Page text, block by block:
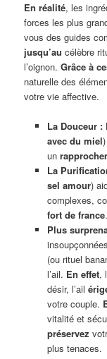
En réalité, les
forces les plus
vous des guides
jusqu’au célèbre
l’oignon.Grâce à
naturelle des
votre vie affective.
La Douceur :
avec du miel
un
La
sel amour)
complexes,
fort de france.
Plus
(ou rituel
l’ail. En effet,
désir, l’ail
votre couple.
vitalité et
préservez
plus tenaces.